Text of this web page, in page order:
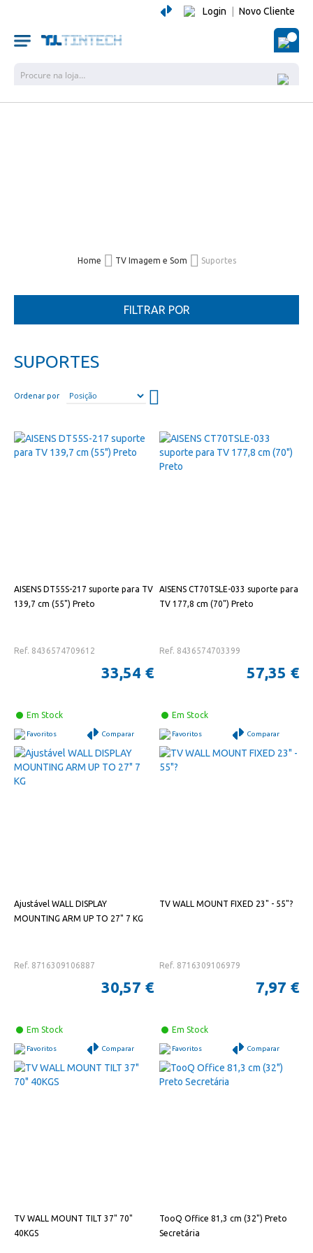
Login Novo Cliente
O
Home TV Imagem e Som Suportes
SUPORTES
Ordenar por
AISENS DT55S-217 suporte para TV
139,7 cm (55") Preto
Ref. 8436574709612
33,54 €
Em Stock
Favoritos Comparar
AISENS CT70TSLE-033 suporte para
TV 177,8 cm (70") Preto
Ref. 8436574703399
57,35 €
Em Stock
Favoritos Comparar
Ajustável WALL DISPLAY
MOUNTING ARM UP TO 27" 7 KG
Ref. 8716309106887
30,57 €
Em Stock
Favoritos Comparar
TV WALL MOUNT FIXED 23" - 55"?
Ref. 8716309106979
7,97 €
Em Stock
Favoritos Comparar
TV WALL MOUNT TILT 37" 70"
40KGS
TooQ Office 81,3 cm (32") Preto
Secretária
FILTRAR POR